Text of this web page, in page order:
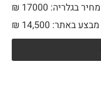
מחיר בגלריה: 17000 ₪
מבצע באתר:
₪ 14,500